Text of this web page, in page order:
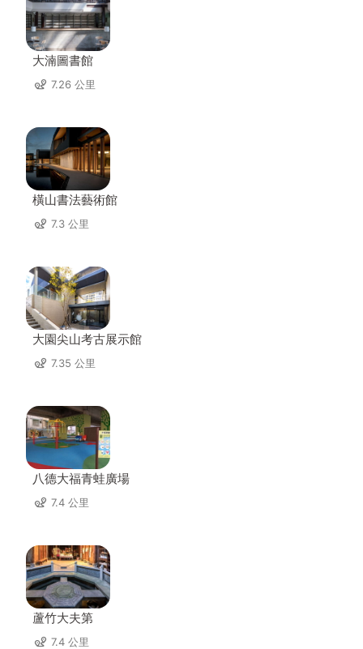
大湳圖書館
7.26 公里
橫山書法藝術館
7.3 公里
大園尖山考古展示館
7.35 公里
八德大福青蛙廣場
7.4 公里
蘆竹大夫第
7.4 公里